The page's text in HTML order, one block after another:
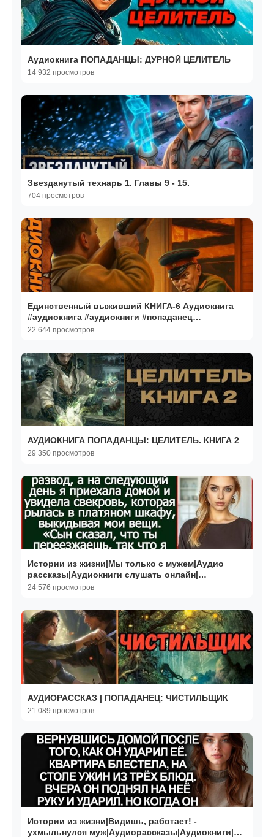
Аудиокнига ПОПАДАНЦЫ: ДУРНОЙ ЦЕЛИТЕЛЬ
14 932 просмотров
Звезданутый технарь 1. Главы 9 - 15.
704 просмотров
Единственный выживший КНИГА-6 Аудиокнига
#аудиокнига #аудиокниги #попаданец
#попаданцы
22 644 просмотров
АУДИОКНИГА ПОПАДАНЦЫ: ЦЕЛИТЕЛЬ. КНИГА 2
29 350 просмотров
Истории из жизни|Мы только с мужем|Аудио
рассказы|Аудиокниги слушать онлайн|
Жизненные истории
24 576 просмотров
АУДИОРАССКАЗ | ПОПАДАНЕЦ: ЧИСТИЛЬЩИК
21 089 просмотров
Истории из жизни|Видишь, работает! -
ухмыльнулся муж|Аудиорассказы|Аудиокниги|